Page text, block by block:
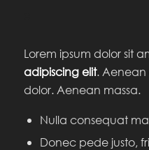
Lorem ipsum dolor sit
adipiscing elit.
dolor. Aenean massa.
Nulla consequat
Donec pede justo,